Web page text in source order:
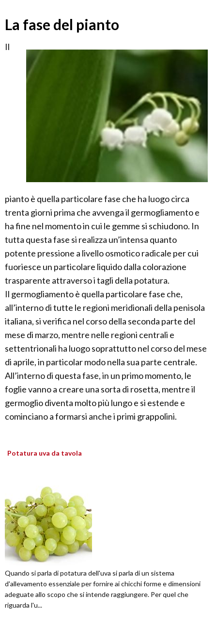
La fase del pianto
Il
pianto è quella particolare fase che ha luogo circa
trenta giorni prima che avvenga il germogliamento e
ha fine nel momento in cui le gemme si schiudono. In
tutta questa fase si realizza un’intensa quanto
potente pressione a livello osmotico radicale per cui
fuoriesce un particolare liquido dalla colorazione
trasparente attraverso i tagli della potatura.
Il germogliamento è quella particolare fase che,
all’interno di tutte le regioni meridionali della penisola
italiana, si verifica nel corso della seconda parte del
mese di marzo, mentre nelle regioni centrali e
settentrionali ha luogo soprattutto nel corso del mese
di aprile, in particolar modo nella sua parte centrale.
All’interno di questa fase, in un primo momento, le
foglie vanno a creare una sorta di rosetta, mentre il
germoglio diventa molto più lungo e si estende e
cominciano a formarsi anche i primi grappolini.
Potatura uva da tavola
Quando si parla di potatura dell'uva si parla di un sistema
d'allevamento essenziale per fornire ai chicchi forme e dimensioni
adeguate allo scopo che si intende raggiungere. Per quel che
riguarda l'u...